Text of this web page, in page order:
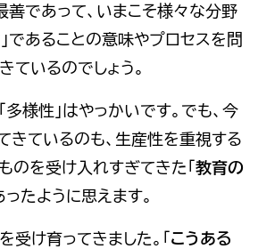
善であって、いまこそ様々な分野
」であることの意味やプロセスを問
ているのでしょう。
様性」はやっかいです。でも、今
きているのも、生産性を重視する
のを受け入れすぎてきた「 教育の
ったように思えます。
け育ってきました。「 こうある